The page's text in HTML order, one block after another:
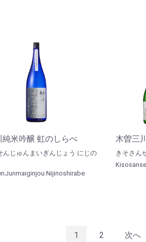
純米吟醸 虹のしらべ
んじゅんまいぎんじょう にじの
Nijinoshirabe
木曽三
きそさん
1 2 次へ